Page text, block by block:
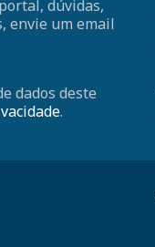
dúvidas,
envie um email
dados deste
.